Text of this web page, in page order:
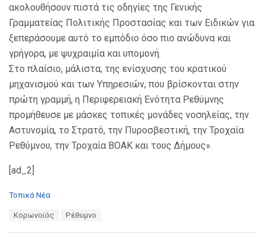
ακολουθήσουν πιστά τις οδηγίες της Γενικής
Γραμματείας Πολιτικής Προστασίας και των Ειδικών για
ξεπεράσουμε αυτό το εμπόδιο όσο πιο ανώδυνα και
γρήγορα, με ψυχραιμία και υπομονή.
Στο πλαίσιο, μάλιστα, της ενίσχυσης του κρατικού
μηχανισμού και των Υπηρεσιών, που βρίσκονται στην
πρώτη γραμμή, η Περιφερειακή Ενότητα Ρεθύμνης
προμήθευσε με μάσκες τοπικές μονάδες νοσηλείας, την
Αστυνομία, το Στρατό, την Πυροσβεστική, την Τροχαία
Ρεθύμνου, την Τροχαία ΒΟΑΚ και τους Δήμους».
[ad_2]
C
Τοπικά Νέα
Κορωνοϊός Ρέθυμνο